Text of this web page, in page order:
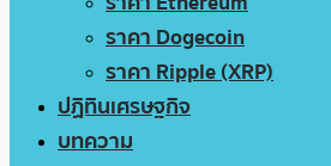
ราคา Dogecoin
ราคา Ripple (XRP)
ปฏิทินเศรษฐกิจ
บทความ